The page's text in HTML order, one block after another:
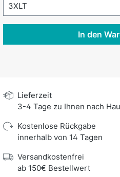
Größe-Auswahl öffnen, aktuell
3XLT
In den
Lieferzeit
3-4 Tage zu Ihnen nach
Kostenlose Rückgabe
innerhalb von 14 Tagen
Versandkostenfrei
ab 150€ Bestellwert